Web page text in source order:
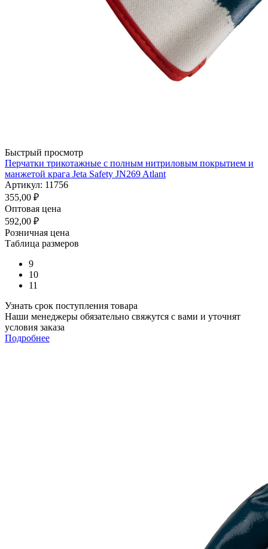
Быстрый просмотр
Перчатки трикотажные с полным нитриловым покрытием и
манжетой крага Jeta Safety JN269 Atlant
Артикул: 11756
355,00 ₽
Оптовая цена
592,00 ₽
Розничная цена
Таблица размеров
9
10
11
Узнать срок поступления товара
Наши менеджеры обязательно свяжутся с вами и уточнят
условия заказа
Подробнее